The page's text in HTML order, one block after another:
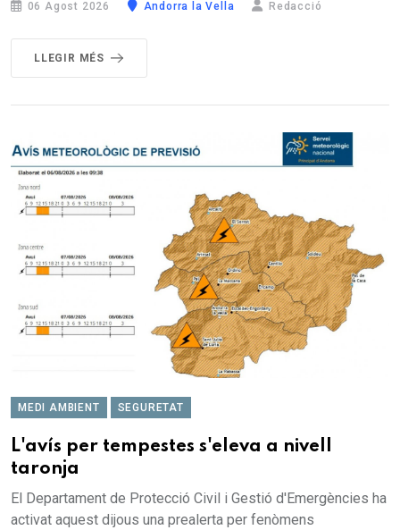
06 Agost 2026 Andorra la Vella Redacció
LLEGIR MÉS
MEDI AMBIENT SEGURETAT
L'avís per tempestes s'eleva a nivell
taronja
El Departament de Protecció Civil i Gestió d'Emergències ha
activat aquest dijous una prealerta per fenòmens